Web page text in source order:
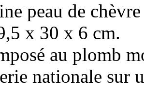
peau de
x 30 x 6 cm.
au plomb
nationale sur